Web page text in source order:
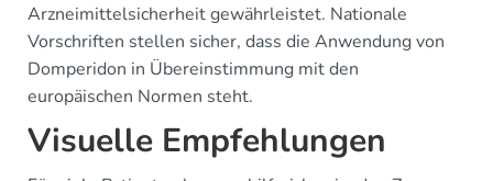
Arzneimittelsicherheit gewährleistet. Nationale
Vorschriften stellen sicher, dass die Anwendung von
Domperidon in Übereinstimmung mit den
europäischen Normen steht.
Visuelle Empfehlungen